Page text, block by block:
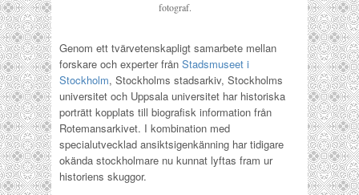
fotograf.
Genom ett tvärvetenskapligt samarbete mellan
forskare och experter från Stadsmuseet i
Stockholm, Stockholms stadsarkiv, Stockholms
universitet och Uppsala universitet har historiska
porträtt kopplats till biografisk information från
Rotemansarkivet. I kombination med
specialutvecklad ansiktsigenkänning har tidigare
okända stockholmare nu kunnat lyftas fram ur
historiens skuggor.